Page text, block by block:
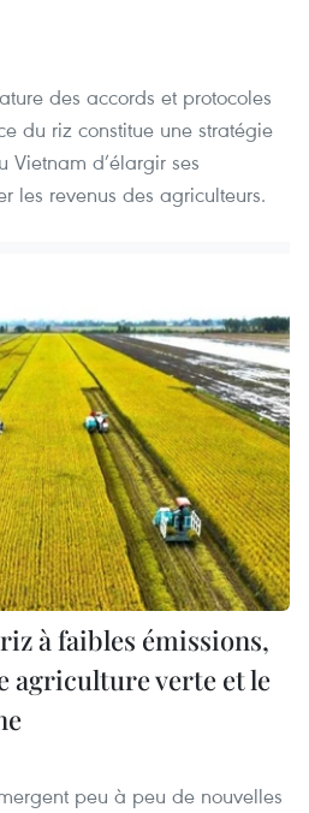
des accords et protocoles
du riz constitue une stratégie
Vietnam d’élargir ses
les revenus des agriculteurs.
à faibles émissions,
agriculture verte et le
peu à peu de nouvelles